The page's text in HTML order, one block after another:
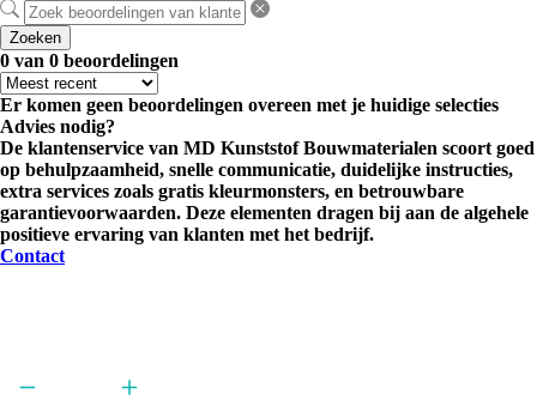
Zoeken
0 van 0 beoordelingen
Er komen geen beoordelingen overeen met je huidige selecties
Advies nodig?
De klantenservice van MD Kunststof Bouwmaterialen scoort goed
op behulpzaamheid, snelle communicatie, duidelijke instructies,
extra services zoals gratis kleurmonsters, en betrouwbare
garantievoorwaarden. Deze elementen dragen bij aan de algehele
positieve ervaring van klanten met het bedrijf.
Contact